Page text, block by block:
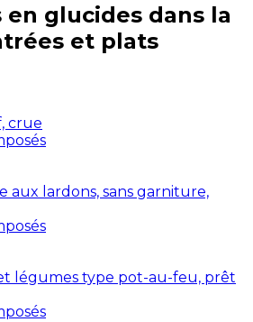
en glucides dans la
et plats
crue
aux lardons, sans garniture,
légumes type pot-au-feu, prêt